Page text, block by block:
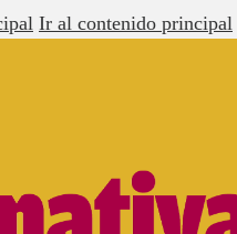
Ir al contenido principal